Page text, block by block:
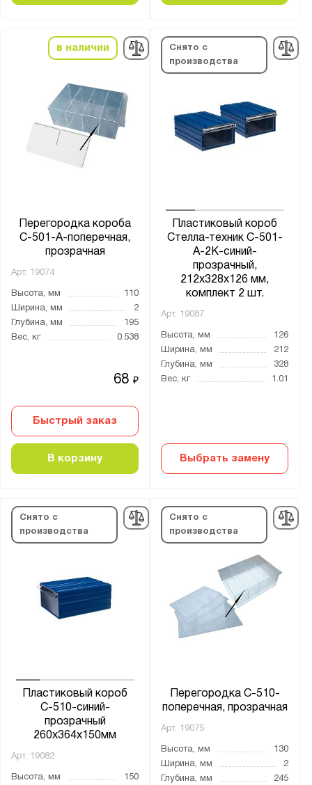
в наличии
Перегородка короба
С-501-А-поперечная,
прозрачная
Арт. 19074
Высота, мм
110
Ширина, мм
2
Глубина, мм
195
Вес, кг
0.538
68₽
Быстрый заказ
В корзину
Снято с
производства
Пластиковый короб
Стелла-техник С-501-
А-2К-синий-
прозрачный,
212х328х126 мм,
комплект 2 шт.
Арт. 19087
Высота, мм
126
Ширина, мм
212
Глубина, мм
328
Вес, кг
1.01
Выбрать замену
Снято с
производства
Пластиковый короб
С-510-синий-
прозрачный
260х364х150мм
Арт. 19082
Высота, мм
150
Снято с
производства
Перегородка С-510-
поперечная, прозрачная
Арт. 19075
Высота, мм
130
Ширина, мм
2
Глубина, мм
245